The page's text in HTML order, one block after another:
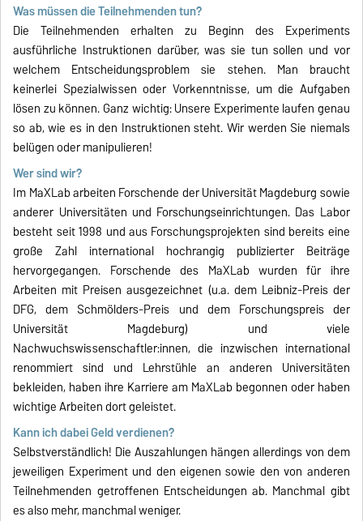
Was müssen die Teilnehmenden tun?
Die Teilnehmenden erhalten zu Beginn des Experiments
ausführliche Instruktionen darüber, was sie tun sollen und vor
welchem Entscheidungsproblem sie stehen. Man braucht
keinerlei Spezialwissen oder Vorkenntnisse, um die Aufgaben
lösen zu können. Ganz wichtig: Unsere Experimente laufen genau
so ab, wie es in den Instruktionen steht. Wir werden Sie niemals
belügen oder manipulieren!
Wer sind wir?
Im MaXLab arbeiten Forschende der Universität Magdeburg sowie
anderer Universitäten und Forschungseinrichtungen. Das Labor
besteht seit 1998 und aus Forschungsprojekten sind bereits eine
große Zahl international hochrangig publizierter Beiträge
hervorgegangen. Forschende des MaXLab wurden für ihre
Arbeiten mit Preisen ausgezeichnet (u.a. dem Leibniz-Preis der
DFG, dem Schmölders-Preis und dem Forschungspreis der
Universität Magdeburg) und viele
Nachwuchswissenschaftler:innen, die inzwischen international
renommiert sind und Lehrstühle an anderen Universitäten
bekleiden, haben ihre Karriere am MaXLab begonnen oder haben
wichtige Arbeiten dort geleistet.
Kann ich dabei Geld verdienen?
Selbstverständlich! Die Auszahlungen hängen allerdings von dem
jeweiligen Experiment und den eigenen sowie den von anderen
Teilnehmenden getroffenen Entscheidungen ab. Manchmal gibt
es also mehr, manchmal weniger.